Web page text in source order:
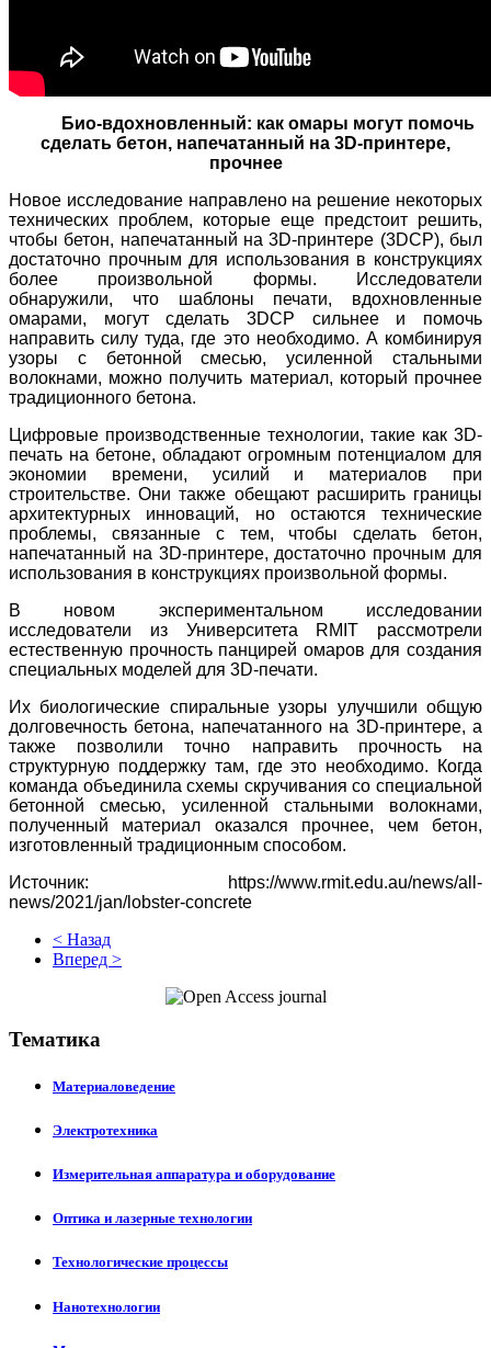
Био-вдохновленный: как омары могут помочь
сделать бетон, напечатанный на 3D-принтере,
прочнее
Новое исследование направлено на решение некоторых
технических проблем, которые еще предстоит решить,
чтобы бетон, напечатанный на 3D-принтере (3DCP), был
достаточно прочным для использования в конструкциях
более произвольной формы.
Исследователи
обнаружили, что шаблоны печати, вдохновленные
омарами, могут сделать 3DCP сильнее и помочь
направить силу туда, где это необходимо. А комбинируя
узоры с бетонной смесью, усиленной стальными
волокнами, можно получить материал, который прочнее
традиционного бетона.
Цифровые производственные технологии, такие как 3D-
печать на бетоне, обладают огромным потенциалом для
экономии времени, усилий и материалов при
строительстве. Они также обещают расширить границы
архитектурных инноваций, но остаются технические
проблемы, связанные с тем, чтобы сделать бетон,
напечатанный на 3D-принтере, достаточно прочным для
использования в конструкциях произвольной формы.
В новом экспериментальном исследовании
исследователи из Университета RMIT рассмотрели
естественную прочность панцирей омаров для создания
специальных моделей для 3D-печати.
Их биологические спиральные узоры улучшили общую
долговечность бетона, напечатанного на 3D-принтере, а
также позволили точно направить прочность на
структурную поддержку там, где это необходимо.
Когда
команда объединила схемы скручивания со специальной
бетонной смесью, усиленной стальными волокнами,
полученный материал оказался прочнее, чем бетон,
изготовленный традиционным способом.
Источник: https://www.rmit.edu.au/news/all-
news/2021/jan/lobster-concrete
< Назад
Вперед >
Тематика
Материаловедение
Электротехника
Измерительная аппаратура и оборудование
Оптика и лазерные технологии
Технологические процессы
Нанотехнологии